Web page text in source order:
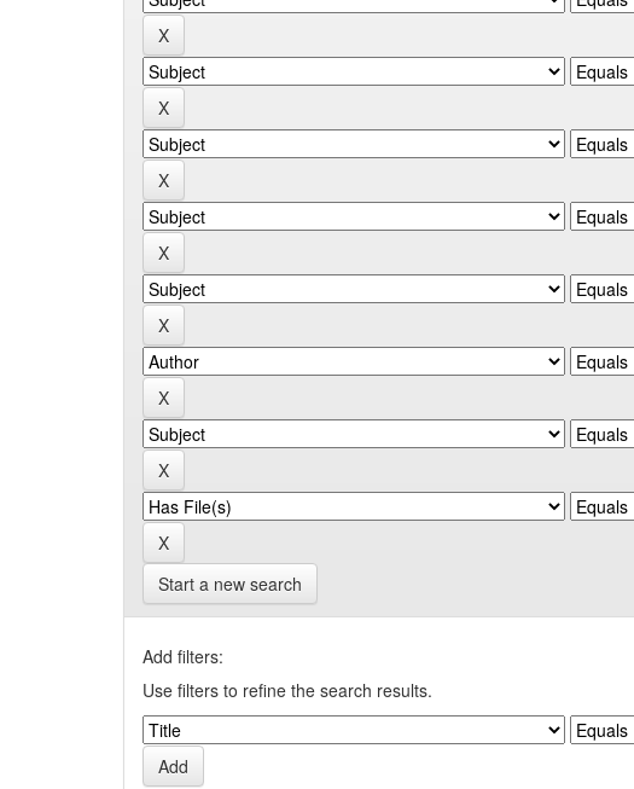
Start a new search
Add filters:
Use filters to refine the search results.